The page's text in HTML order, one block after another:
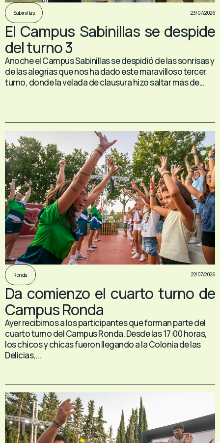
Sabinillas 23/07/2026
El Campus Sabinillas se despide
del turno 3
Anoche el Campus Sabinillas se despidió de las sonrisas y
de las alegrías que nos ha dado este maravilloso tercer
turno, donde la velada de clausura hizo saltar más de...
Ronda 22/07/2026
Da comienzo el cuarto turno de
Campus Ronda
Ayer recibimos a los participantes que forman parte del
cuarto turno del Campus Ronda. Desde las 17:00 horas,
los chicos y chicas fueron llegando a la Colonia de las
Delicias,...